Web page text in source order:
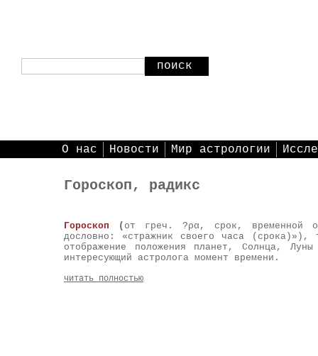
поиск
О нас Новости Мир астрологии
Гороскоп, радикс
Гороскоп ( от греч. ?ρα, срок, временной
дословно: «стражник своего часа
отображение положения планет, Солнца,
интересующий астролога момент времени.
читать полностью